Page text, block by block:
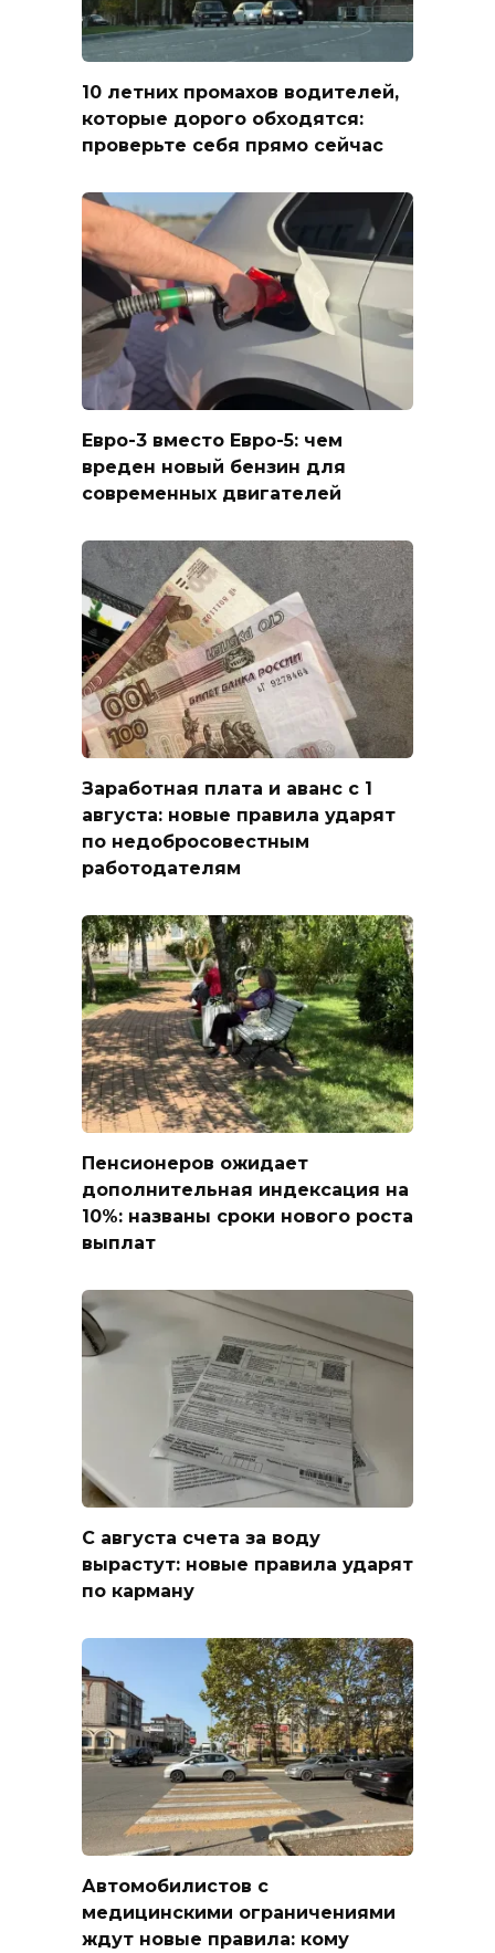
10 летних промахов водителей,
которые дорого обходятся:
проверьте себя прямо сейчас
Евро-3 вместо Евро-5: чем
вреден новый бензин для
современных двигателей
Заработная плата и аванс с 1
августа: новые правила ударят
по недобросовестным
работодателям
Пенсионеров ожидает
дополнительная индексация на
10%: названы сроки нового роста
выплат
С августа счета за воду
вырастут: новые правила ударят
по карману
Автомобилистов с
медицинскими ограничениями
ждут новые правила: кому